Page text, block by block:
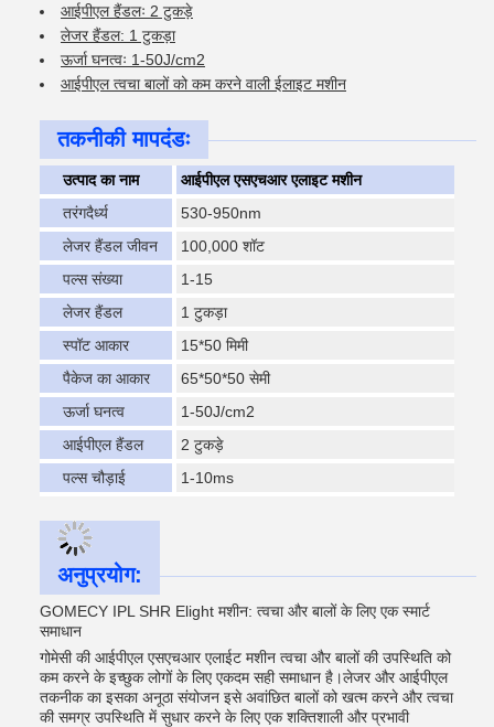
आईपीएल हैंडलः 2 टुकड़े
लेजर हैंडल: 1 टुकड़ा
ऊर्जा घनत्वः 1-50J/cm2
आईपीएल त्वचा बालों को कम करने वाली ईलाइट मशीन
तकनीकी मापदंडः
उत्पाद का नाम
आईपीएल एसएचआर एलाइट मशीन
तरंगदैर्ध्य
530-950nm
लेजर हैंडल जीवन
100,000 शॉट
पल्स संख्या
1-15
लेजर हैंडल
1 टुकड़ा
स्पॉट आकार
15*50 मिमी
पैकेज का आकार
65*50*50 सेमी
ऊर्जा घनत्व
1-50J/cm2
आईपीएल हैंडल
2 टुकड़े
पल्स चौड़ाई
1-10ms
अनुप्रयोग:
GOMECY IPL SHR Elight मशीन: त्वचा और बालों के लिए एक स्मार्ट
समाधान
गोमेसी की आईपीएल एसएचआर एलाईट मशीन त्वचा और बालों की उपस्थिति को
कम करने के इच्छुक लोगों के लिए एकदम सही समाधान है।लेजर और आईपीएल
तकनीक का इसका अनूठा संयोजन इसे अवांछित बालों को खत्म करने और त्वचा
की समग्र उपस्थिति में सुधार करने के लिए एक शक्तिशाली और प्रभावी